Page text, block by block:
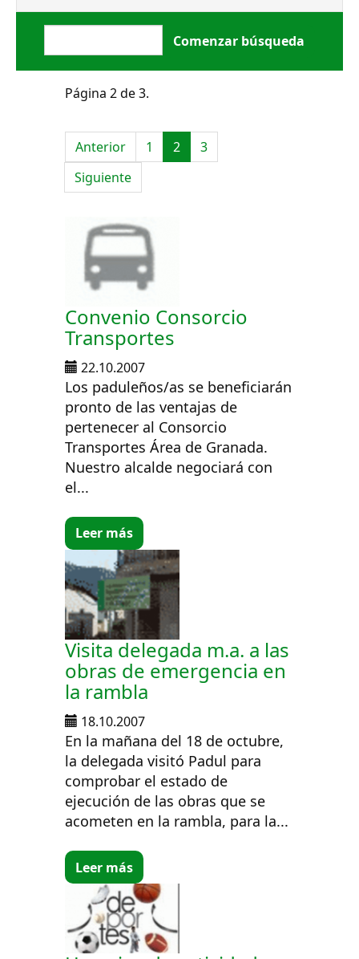
Página 2 de 3.
Anterior 1 2
3
Siguiente
Convenio Consorcio
Transportes
22.10.2007
Los paduleños/as se beneficiarán
pronto de las ventajas de
pertenecer al Consorcio
Transportes Área de Granada.
Nuestro alcalde negociará con
el...
Leer más
Visita delegada m.a. a las
obras de emergencia en
la rambla
18.10.2007
En la mañana del 18 de octubre,
la delegada visitó Padul para
comprobar el estado de
ejecución de las obras que se
acometen en la rambla, para la...
Leer más